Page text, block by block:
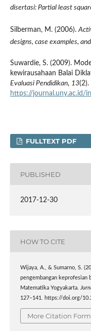
disertasi: Partial least
Silberman, M. (2006).
designs, case examples,
Suwardie, S. (2009).
kewirausahaan Balai
Evaluasi Pendidikan, 13(2).
https://journal.uny.ac.id/
FULLTEXT PDF
PUBLISHED
2017-12-30
HOW TO CITE
Wijaya, A., & Sumarno, S.
pengembangan keprofesian
Matematika Yogyakarta.
127–141. https://doi.org/
More Citation